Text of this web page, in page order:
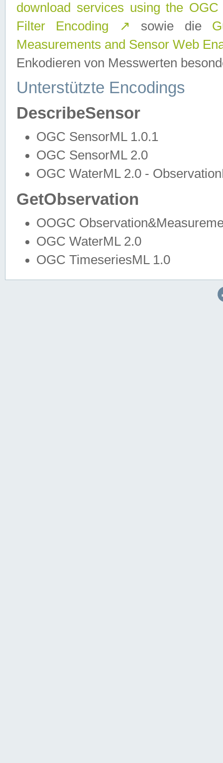
download services using the
Filter Encoding
↗ sowie die
Measurements and Sensor Web
Enkodieren von Messwerten
Unterstützte Encodings
DescribeSensor
OGC SensorML 1.0.1
OGC SensorML 2.0
OGC WaterML 2.0 -
GetObservation
OOGC
OGC WaterML 2.0
OGC TimeseriesML 1.0